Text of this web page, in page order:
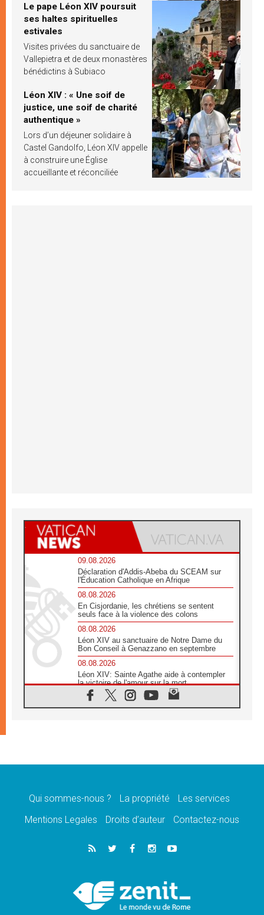
Le pape Léon XIV poursuit
ses haltes spirituelles
estivales
Visites privées du sanctuaire de
Vallepietra et de deux monastères
bénédictins à Subiaco
Léon XIV : « Une soif de
justice, une soif de charité
authentique »
Lors d’un déjeuner solidaire à
Castel Gandolfo, Léon XIV appelle
à construire une Église
accueillante et réconciliée
09.08.2026
Déclaration d'Addis-Abeba du SCEAM sur
l'Éducation Catholique en Afrique
08.08.2026
En Cisjordanie, les chrétiens se sentent
seuls face à la violence des colons
08.08.2026
Léon XIV au sanctuaire de Notre Dame du
Bon Conseil à Genazzano en septembre
08.08.2026
Léon XIV: Sainte Agathe aide à contempler
la victoire de l'amour sur la mort
08.08.2026
«Relancer l'empathie», le projet Triennal d'art
08.08.2026
07.08.2026
Calapan devient un diocèse
Congo-Brazzaville: le 15 août, entre solennité
de l'Assomption et mémoire nationale
«La paix commence par l'empathie» estime
le cardinal Parolin
Qui sommes-nous ? La propriété
Les services
Mentions Legales
Droits d’auteur Contactez-nous